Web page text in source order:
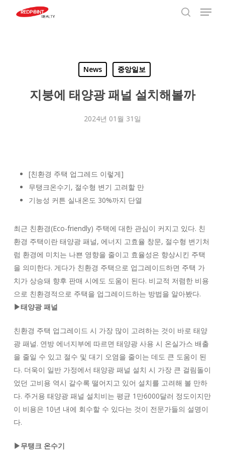
Menu
News 중앙일보
지붕에 태양광 패널 설치해볼까
2024년 01월 31일
[친환경 주택 업그레드 이렇게]
무탱크온수기, 절수형 변기 고려할 만
기능성 커튼 실내온도 30%까지 단열
최근 친환경(Eco-friendly) 주택에 대한 관심이 커지고 있다. 친
환경 주택이란 태양광 패널, 에너지 고효율 창문, 절수형 변기처
럼 환경에 미치는 나쁜 영향을 줄이고 효율성은 향상시킨 주택
을 의미한다. 게다가 친환경 주택으로 업그레이드하면 주택 가
치가 상승돼 향후 판매 시에도 도움이 된다. 비교적 저렴한 비용
으로 친환경적으로 주택을 업그레이드하는 방법을 알아봤다.
▶태양광 패널
친환경 주택 업그레이드 시 가장 많이 고려하는 것이 바로 태양
광 패널. 연방 에너지부에 따르면 태양광 사용 시 온실가스 배출
을 줄일 수 있고 절수 및 대기 오염을 줄이는 데도 큰 도움이 된
다. 더욱이 일반 가정에서 태양광 패널 설치 시 가장 큰 걸림돌이
었던 고비용 역시 갈수록 떨어지고 있어 설치를 고려해 볼 만하
다. 주거용 태양광 패널 설치비는 평균 1만6000달러 정도이지만
이 비용은 10년 내에 회수할 수 있다는 것이 전문가들의 설명이
다.
▶무탱크 온수기